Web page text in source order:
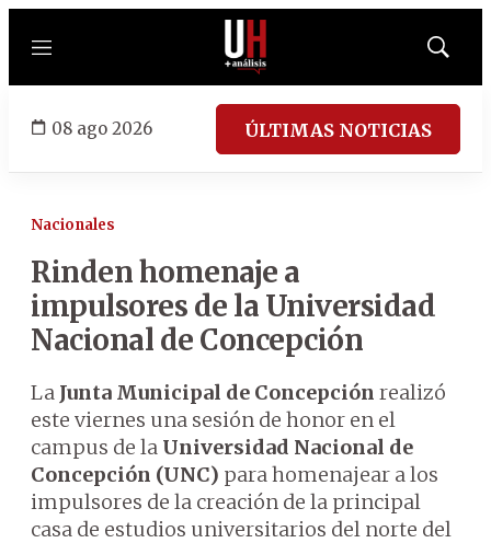
Menú
Mostrar
08 ago 2026 ÚLTIMAS NOTICIAS
Nacionales
Rinden homenaje a
impulsores de la Universidad
Nacional de Concepción
La Junta Municipal de Concepción realizó
este viernes una sesión de honor en el
campus de la Universidad Nacional de
Concepción (UNC) para homenajear a los
impulsores de la creación de la principal
casa de estudios universitarios del norte del